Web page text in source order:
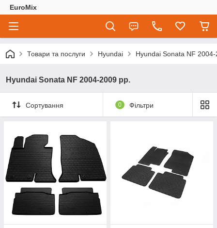
EuroMix
Товари та послуги Hyundai Hyundai Sonata NF
Hyundai Sonata NF 2004-2009 рр.
Сортування 0 Фільтри